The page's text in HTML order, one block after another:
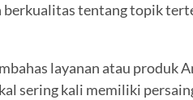
tentang topik
layanan atau produk
sering kali memiliki